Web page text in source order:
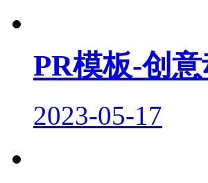
PR模板-创
2023-05-17